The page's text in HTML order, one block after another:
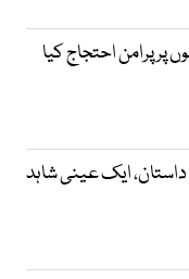
پر پرامن احتجاج کیا
داستان، ایک عینی شاہد